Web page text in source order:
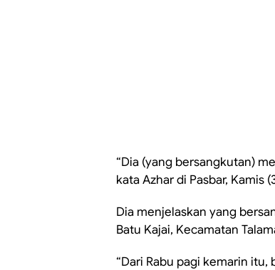
“Dia (yang bersangkutan)
kata Azhar di Pasbar, Kamis
Dia menjelaskan yang
Batu Kajai, Kecamatan
“Dari Rabu pagi kemarin itu,